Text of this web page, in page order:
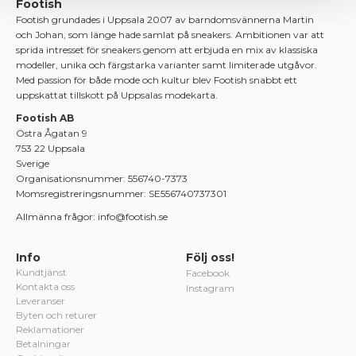
Footish
Footish grundades i Uppsala 2007 av barndomsvännerna Martin
och Johan, som länge hade samlat på sneakers. Ambitionen var att
sprida intresset för sneakers genom att erbjuda en mix av klassiska
modeller, unika och färgstarka varianter samt limiterade utgåvor.
Med passion för både mode och kultur blev Footish snabbt ett
uppskattat tillskott på Uppsalas modekarta.
Footish AB
Östra Ågatan 9
753 22 Uppsala
Sverige
Organisationsnummer: 556740-7373
Momsregistreringsnummer: SE556740737301
Allmänna frågor: info@footish.se
Info
Kundtjänst
Kontakta oss
Leveranser
Byten och returer
Reklamationer
Betalningar
Följ oss!
Facebook
Instagram